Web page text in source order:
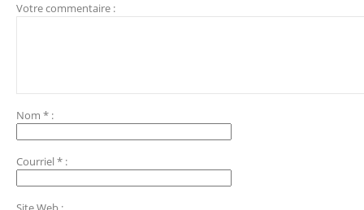
Votre commentaire :
Nom * :
Courriel * :